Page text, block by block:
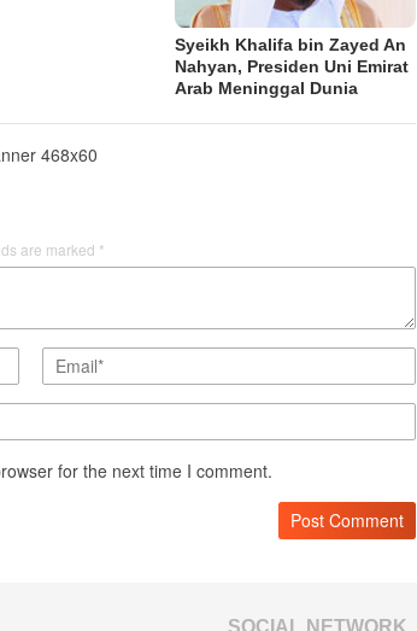
Syeikh Khalifa bin Zayed An
Nahyan, Presiden Uni Emirat
Arab Meninggal Dunia
are marked *
for the next time I comment.